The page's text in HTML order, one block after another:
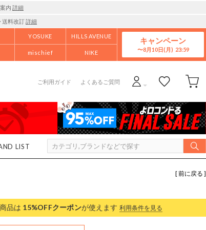
内 詳細
送料改訂詳細
YOSUKE HILLS AVENUE
mischief NIKE
キャンペーン
8月10日(月)
ご利用ガイド よくあるご質問
LIST
[ 前に戻る ]
品は 15%OFFクーポンが使えます 利用条件を見る